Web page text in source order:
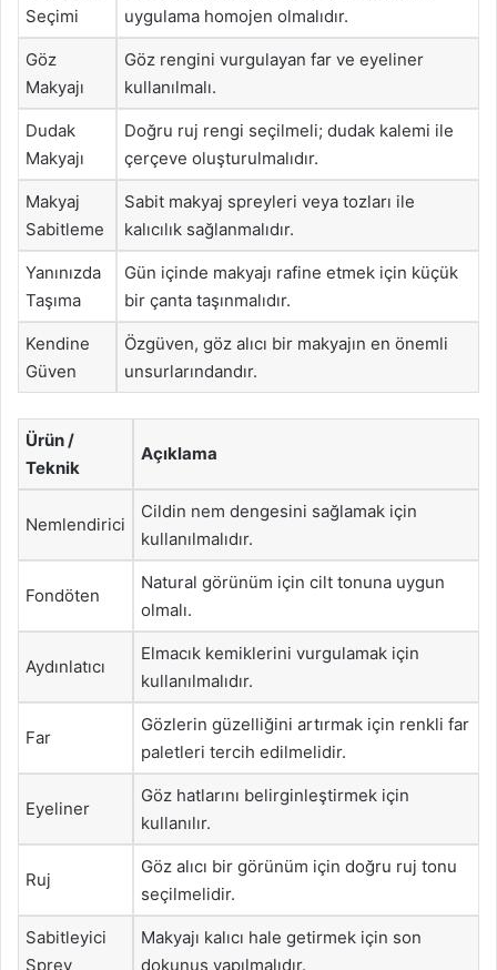
Seçimi
uygulama homojen olmalıdır.
Göz
Makyajı
Göz rengini vurgulayan far ve eyeliner
kullanılmalı.
Dudak
Makyajı
Doğru ruj rengi seçilmeli; dudak kalemi ile
çerçeve oluşturulmalıdır.
Makyaj
Sabitleme
Sabit makyaj spreyleri veya tozları ile
kalıcılık sağlanmalıdır.
Yanınızda
Taşıma
Gün içinde makyajı rafine etmek için küçük
bir çanta taşınmalıdır.
Kendine
Güven
Özgüven, göz alıcı bir makyajın en önemli
unsurlarındandır.
Ürün /
Teknik
Açıklama
Nemlendirici
Cildin nem dengesini sağlamak için
kullanılmalıdır.
Fondöten
Natural görünüm için cilt tonuna uygun
olmalı.
Aydınlatıcı
Elmacık kemiklerini vurgulamak için
kullanılmalıdır.
Far
Gözlerin güzelliğini artırmak için renkli far
paletleri tercih edilmelidir.
Eyeliner
Göz hatlarını belirginleştirmek için
kullanılır.
Ruj
Göz alıcı bir görünüm için doğru ruj tonu
seçilmelidir.
Sabitleyici
Sprey
Makyajı kalıcı hale getirmek için son
dokunuş yapılmalıdır.